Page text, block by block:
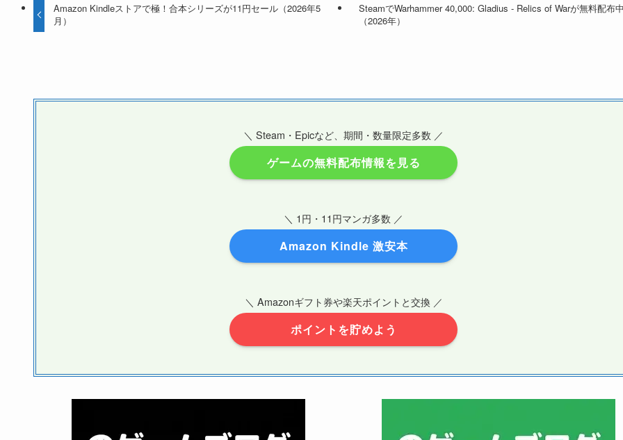
Amazon Kindleストアで極！合本シリーズが11円セール（2026年5
月）
SteamでWarhammer 40,000: Gladius - Relics of Warが無料配布
（2026年）
＼ Steam・Epicなど、期間・数量限定多数 ／
ゲームの無料配布情報を見る
＼ 1円・11円マンガ多数 ／
Amazon Kindle 激安本
＼ Amazonギフト券や楽天ポイントと交換 ／
ポイントを貯めよう